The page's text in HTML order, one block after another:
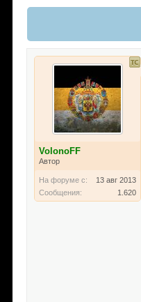
VolonoFF
Автор
На форуме с:
13 авг 2013
Сообщения:
1.620